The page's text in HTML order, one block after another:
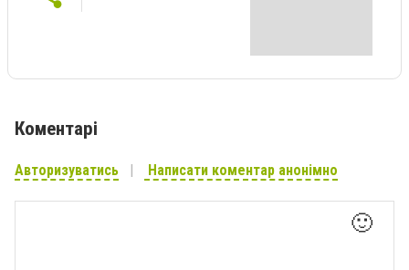
Коментарі
Авторизуватись Написати коментар анонімно
🙂